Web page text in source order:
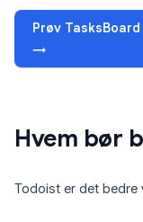
Prøv
→
Hvem bør
Todoist er det bedre